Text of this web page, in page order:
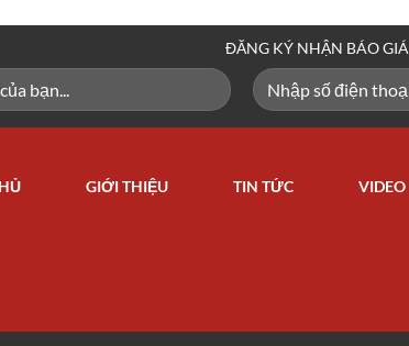
ĐĂNG KÝ NHẬN BÁO GIÁ
GIỚI THIỆU TIN TỨC VIDEO